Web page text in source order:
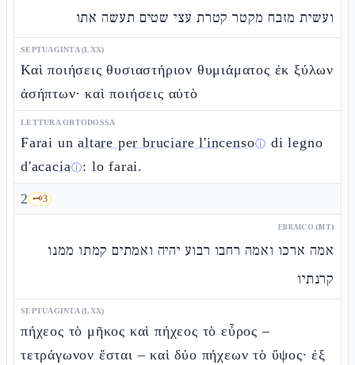
ועשית מזבח מקטר קטרת עצי שטים תעשה אתו
SEPTUAGINTA (LXX)
Καὶ ποιήσεις θυσιαστήριον θυμιάματος ἐκ ξύλων
ἀσήπτων· καὶ ποιήσεις αὐτὸ
LETTURA ORTODOSSA
Farai unaltare per bruciare l'incensoⓘ di legno
d'acaciaⓘ: lo farai.
2 🗝️3
EBRAICO (MT)
אמה ארכו ואמה רחבו רבוע יהיה ואמתים קמתו ממנו
קרנתיו
SEPTUAGINTA (LXX)
πήχεος τὸ μῆκος καὶ πήχεος τὸ εὖρος –
τετράγωνον ἔσται – καὶ δύο πήχεων τὸ ὕψος· ἐξ